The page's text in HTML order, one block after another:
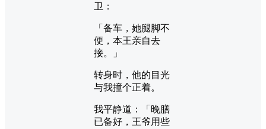
卫：
「备车，她腿脚不
便，本王亲自去
接。」
转身时，他的目光
与我撞个正着。
我平静道：「晚膳
已备好，王爷用些